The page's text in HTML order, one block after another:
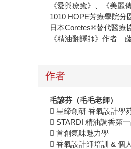
《愛與療癒》、《美麗
1010 HOPE芳療學院分
日本Coretes®替代醫療
《精油翻譯師》作者｜
作者
毛諺芬（毛毛老師）
 星締創研 香氣設計學
 STARDI 精油調香第
 首創氣味魅力學
 香氣設計師培訓 & 個